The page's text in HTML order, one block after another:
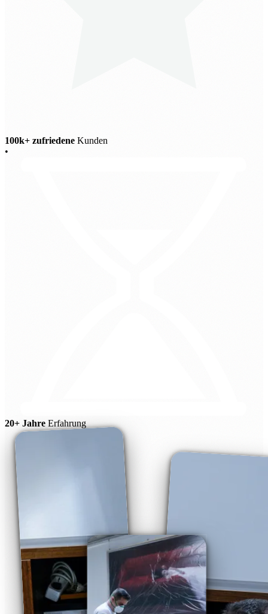
100k+ zufriedene Kunden
•
20+ Jahre Erfahrung